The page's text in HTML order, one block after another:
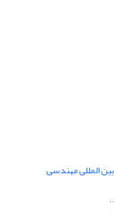
المللی مهندسی